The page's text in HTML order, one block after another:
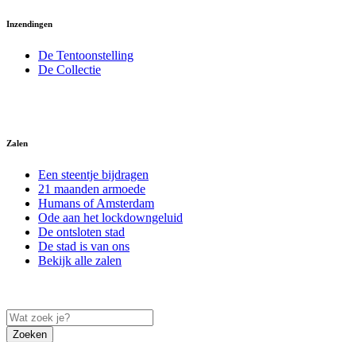
Inzendingen
De Tentoonstelling
De Collectie
Zalen
Een steentje bijdragen
21 maanden armoede
Humans of Amsterdam
Ode aan het lockdowngeluid
De ontsloten stad
De stad is van ons
Bekijk alle zalen
Zoeken